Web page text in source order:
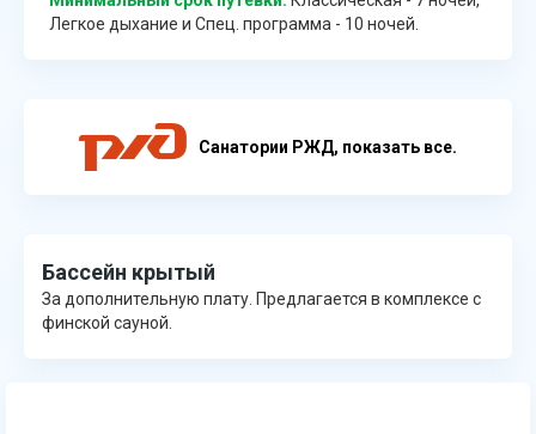
Легкое дыхание и Спец. программа - 10 ночей.
Cанатории РЖД, показать все.
Бассейн крытый
За дополнительную плату. Предлагается в комплексе с
финской сауной.